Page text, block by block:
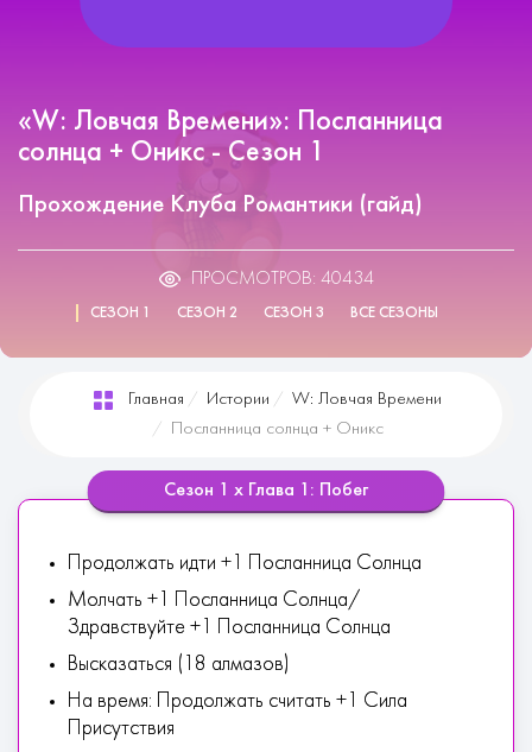
«W: Ловчая Времени»: Посланница
солнца + Оникс - Сезон 1
Прохождение Клуба Романтики (гайд)
ПРОСМОТРОВ: 40434
СЕЗОН 1 СЕЗОН 2 СЕЗОН 3 ВСЕ СЕЗОНЫ
Главная Истории
W: Ловчая Времени
Посланница солнца + Оникс
Сезон 1 х Глава 1: Побег
Продолжать идти +1 Посланница Солнца
Молчать +1 Посланница Солнца/
Здравствуйте +1 Посланница Солнца
Высказаться (18 алмазов)
На время: Продолжать считать +1 Сила
Присутствия